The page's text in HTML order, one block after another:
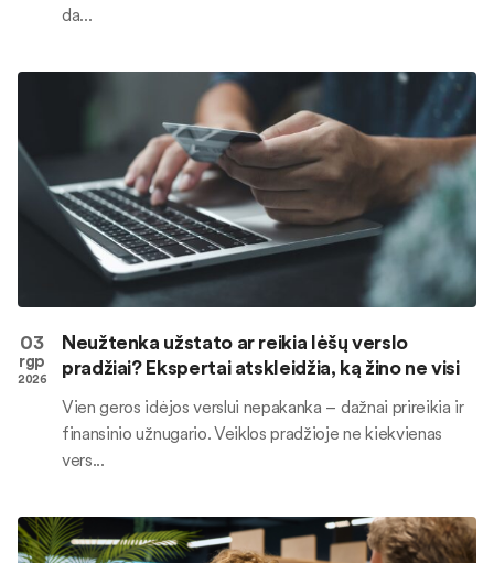
da...
03
rgp
2026
Neužtenka užstato ar reikia lėšų verslo
pradžiai? Ekspertai atskleidžia, ką žino ne visi
Vien geros idėjos verslui nepakanka – dažnai prireikia ir
finansinio užnugario. Veiklos pradžioje ne kiekvienas
vers...